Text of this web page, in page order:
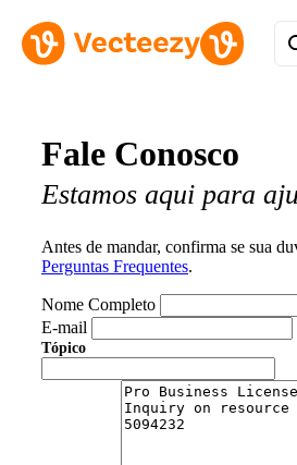
Fale Conosco
Estamos aqui para
Antes de mandar, confirma se sua
Perguntas Frequentes.
Nome Completo
E-mail
Tópico